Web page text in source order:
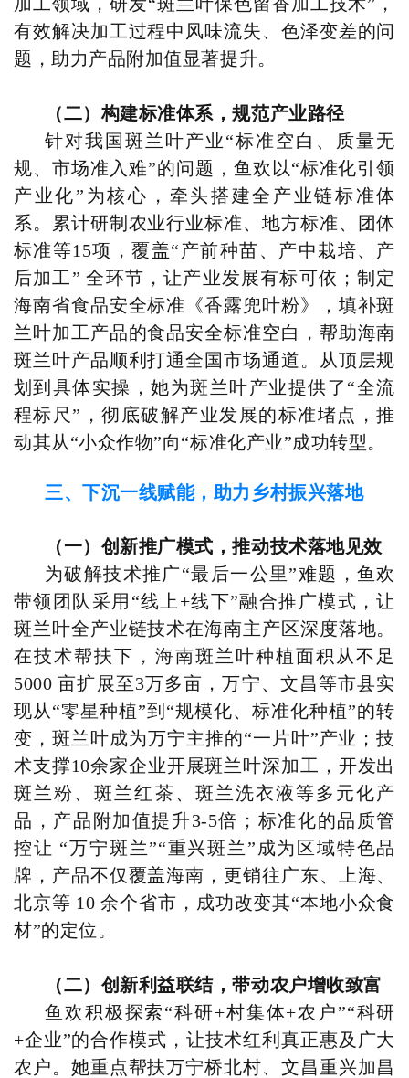
有效解决加工过程中风味流失、色泽变差的问
题，助力产品附加值显著提升。
（二）构建标准体系，规范产业路径
针对我国斑兰叶产业“标准空白、质量无
规、市场准入难”的问题，鱼欢以“标准化引领
产业化”为核心，牵头搭建全产业链标准体
系。累计研制农业行业标准、地方标准、团体
标准等15项，覆盖“产前种苗、产中栽培、产
后加工” 全环节，让产业发展有标可依；制定
海南省食品安全标准《香露兜叶粉》，填补斑
兰叶加工产品的食品安全标准空白，帮助海南
斑兰叶产品顺利打通全国市场通道。从顶层规
划到具体实操，她为斑兰叶产业提供了“全流
程标尺”，彻底破解产业发展的标准堵点，推
动其从“小众作物”向“标准化产业”成功转型。
三、下沉一线赋能，助力乡村振兴落地
（一）创新推广模式，推动技术落地见效
为破解技术推广“最后一公里”难题，鱼欢
带领团队采用“线上+线下”融合推广模式，让
斑兰叶全产业链技术在海南主产区深度落地。
在技术帮扶下，海南斑兰叶种植面积从不足
5000 亩扩展至3万多亩，万宁、文昌等市县实
现从“零星种植”到“规模化、标准化种植”的转
变，斑兰叶成为万宁主推的“一片叶”产业；技
术支撑10余家企业开展斑兰叶深加工，开发出
斑兰粉、斑兰红茶、斑兰洗衣液等多元化产
品，产品附加值提升3-5倍；标准化的品质管
控让 “万宁斑兰”“重兴斑兰”成为区域特色品
牌，产品不仅覆盖海南，更销往广东、上海、
北京等 10 余个省市，成功改变其“本地小众食
材”的定位。
（二）创新利益联结，带动农户增收致富
鱼欢积极探索“科研+村集体+农户”“科研
+企业”的合作模式，让技术红利真正惠及广大
农户。她重点帮扶万宁桥北村、文昌重兴加昌